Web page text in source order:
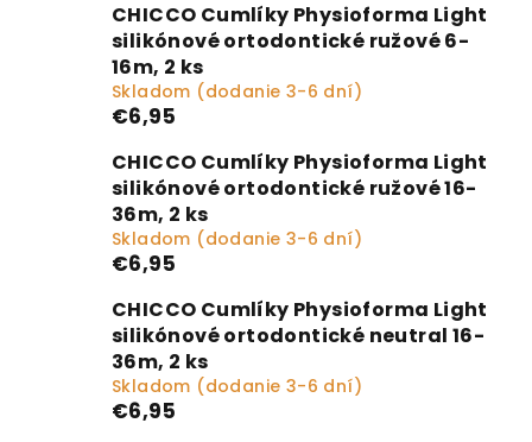
CHICCO Cumlíky Physioforma Light
silikónové ortodontické ružové 6-
16m, 2 ks
Skladom (dodanie 3-6 dní)
€6,95
CHICCO Cumlíky Physioforma Light
silikónové ortodontické ružové 16-
36m, 2 ks
Skladom (dodanie 3-6 dní)
€6,95
CHICCO Cumlíky Physioforma Light
silikónové ortodontické neutral 16-
36m, 2 ks
Skladom (dodanie 3-6 dní)
€6,95